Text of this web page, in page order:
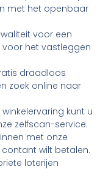
met het openbaar
voor een
voor het vastleggen
draadloos
zoek online naar
kunt u
zelfscan-service.
met onze
wilt betalen.
loterijen